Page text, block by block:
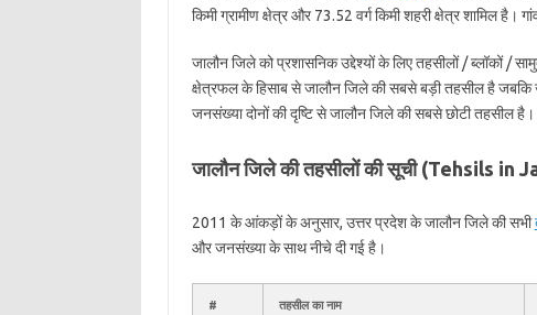
किमी ग्रामीण क्षेत्र और 73.52 वर्ग किमी शहरी क्षेत्र शामिल है।
जालौन जिले को प्रशासनिक उद्देश्यों के लिए तहसीलों / ब्लॉकों /
क्षेत्रफल के हिसाब से जालौन जिले की सबसे बड़ी तहसील है
जनसंख्या दोनों की दृष्टि से जालौन जिले की सबसे छोटी तहसील है।
जालौन जिले की तहसीलों की सूची (Tehsils in
2011 के आंकड़ों के अनुसार, उत्तर प्रदेश के जालौन जिले की सभी
और जनसंख्या के साथ नीचे दी गई है।
# तहसील का नाम